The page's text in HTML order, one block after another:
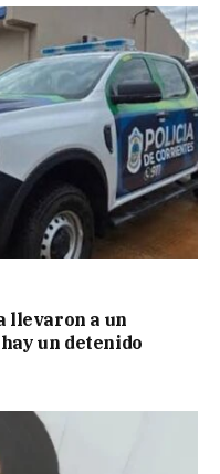
llevaron a un
un detenido